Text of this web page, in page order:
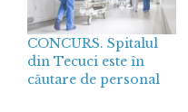
CONCURS. Spitalul
din Tecuci este în
căutare de personal